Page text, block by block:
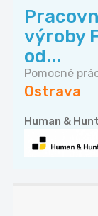
výroby
od...
Pomocné
Ostrava
Human &